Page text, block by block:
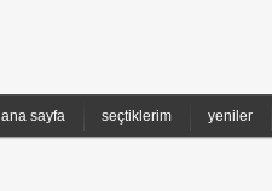
ana sayfa seçtiklerim yeniler